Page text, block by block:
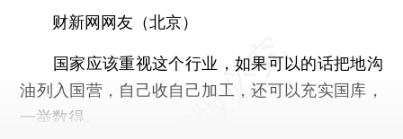
财新网网友（北京）
国家应该重视这个行业，如果可以的话把地沟
油列入国营，自己收自己加工，还可以充实国库，
一举数得。